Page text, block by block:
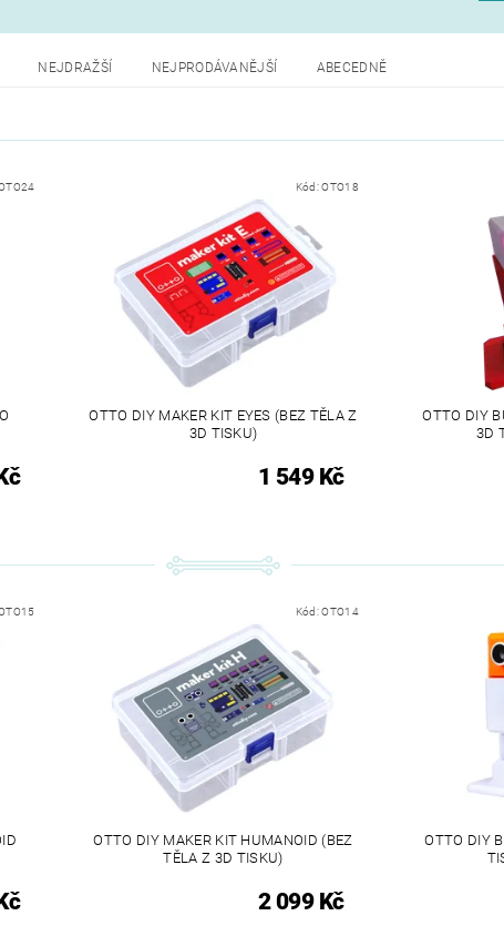
NEJDRAŽŠÍ NEJPRODÁVANĚJŠÍ ABECEDNĚ
Kód:OTO18
OTTO DIY MAKER KIT EYES (BEZ TĚLA Z
3D TISKU)
1 549 Kč
OTTO DIY
3D
Kód:OTO14
OTTO DIY MAKER KIT HUMANOID (BEZ
TĚLA Z 3D TISKU)
2 099 Kč
OTTO DIY